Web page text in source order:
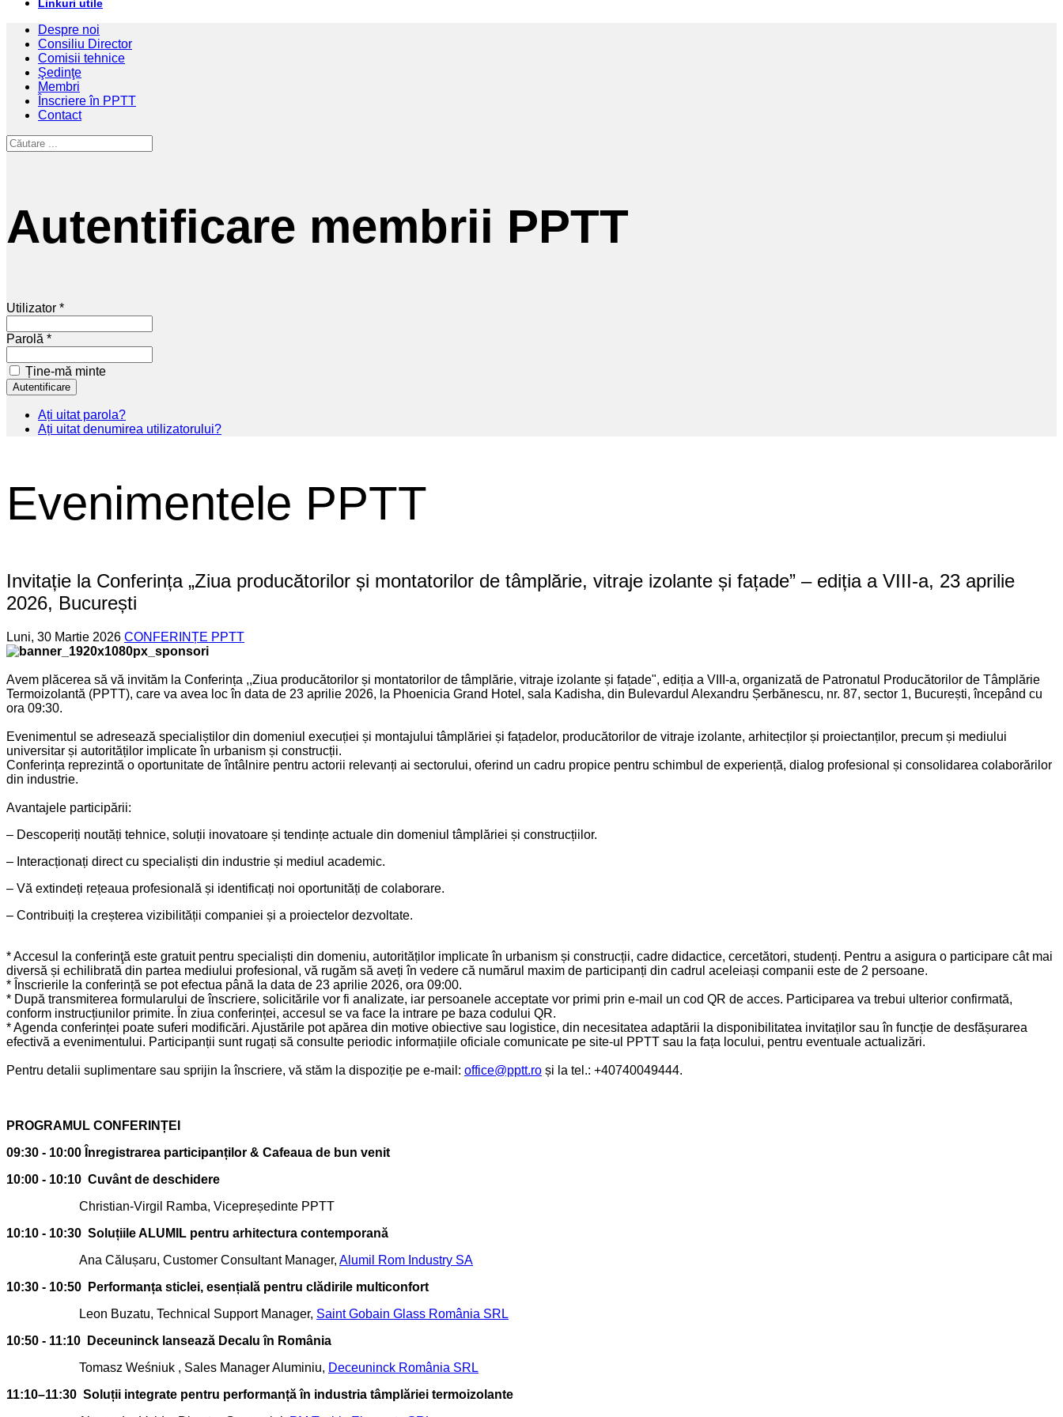
Linkuri utile
Despre noi
Consiliu Director
Comisii tehnice
Şedinţe
Membri
Înscriere în PPTT
Contact
Autentificare membrii PPTT
Utilizator *
Parolă *
Ține-mă minte
Ați uitat parola?
Ați uitat denumirea utilizatorului?
Evenimentele PPTT
Invitație la Conferința „Ziua producătorilor și montatorilor de tâmplărie, vitraje izolante și fațade” – ediția a VIII-a, 23 aprilie
2026, București
Luni, 30 Martie 2026 CONFERINȚE PPTT
Avem plăcerea să vă invităm la Conferința ,,Ziua producătorilor și montatorilor de tâmplărie, vitraje izolante și fațade", ediția a VIII-a, organizată de Patronatul Producătorilor de Tâmplărie
Termoizolantă (PPTT), care va avea loc în data de 23 aprilie 2026, la Phoenicia Grand Hotel, sala Kadisha, din Bulevardul Alexandru Șerbănescu, nr. 87, sector 1, București, începând cu
ora 09:30.
Evenimentul se adresează specialiștilor din domeniul execuției și montajului tâmplăriei și fațadelor, producătorilor de vitraje izolante, arhitecților și proiectanților, precum și mediului
universitar și autorităților implicate în urbanism și construcții.
Conferința reprezintă o oportunitate de întâlnire pentru actorii relevanți ai sectorului, oferind un cadru propice pentru schimbul de experiență, dialog profesional și consolidarea colaborărilor
din industrie.
Avantajele participării:
– Descoperiți noutăți tehnice, soluții inovatoare și tendințe actuale din domeniul tâmplăriei și construcțiilor.
– Interacționați direct cu specialiști din industrie și mediul academic.
– Vă extindeți rețeaua profesională și identificați noi oportunități de colaborare.
– Contribuiți la creșterea vizibilității companiei și a proiectelor dezvoltate.
* Accesul la conferinţă este gratuit pentru specialiști din domeniu, autorităților implicate în urbanism și construcții, cadre didactice, cercetători, studenți. Pentru a asigura o participare cât mai
diversă și echilibrată din partea mediului profesional, vă rugăm să aveți în vedere că numărul maxim de participanți din cadrul aceleiași companii este de 2 persoane.
* Înscrierile la conferință se pot efectua până la data de 23 aprilie 2026, ora 09:00.
* După transmiterea formularului de înscriere, solicitările vor fi analizate, iar persoanele acceptate vor primi prin e-mail un cod QR de acces. Participarea va trebui ulterior confirmată,
conform instrucțiunilor primite. În ziua conferinței, accesul se va face la intrare pe baza codului QR.
* Agenda conferinței poate suferi modificări. Ajustările pot apărea din motive obiective sau logistice, din necesitatea adaptării la disponibilitatea invitaților sau în funcție de desfășurarea
efectivă a evenimentului. Participanții sunt rugați să consulte periodic informațiile oficiale comunicate pe site-ul PPTT sau la fața locului, pentru eventuale actualizări.
Pentru detalii suplimentare sau sprijin la înscriere, vă stăm la dispoziție pe e-mail: office@pptt.ro și la tel.: +40740049444.
PROGRAMUL CONFERINȚEI
09:30 - 10:00 Înregistrarea participanților & Cafeaua de bun venit
10:00 - 10:10 Cuvânt de deschidere
Christian-Virgil Ramba, Vicepreședinte PPTT
10:10 - 10:30 Soluțiile ALUMIL pentru arhitectura contemporană
Ana Călușaru, Customer Consultant Manager, Alumil Rom Industry SA
10:30 - 10:50
Performanța sticlei, esențială pentru clădirile multiconfort
Leon Buzatu, Technical Support Manager, Saint Gobain Glass România SRL
10:50 - 11:10
Deceuninck lansează Decalu în România
Tomasz Weśniuk , Sales Manager Aluminiu, Deceuninck România SRL
11:10–11:30 Soluții integrate pentru performanță în industria tâmplăriei termoizolante